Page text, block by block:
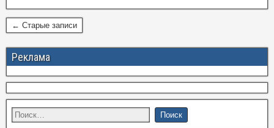
← Старые записи
Реклама